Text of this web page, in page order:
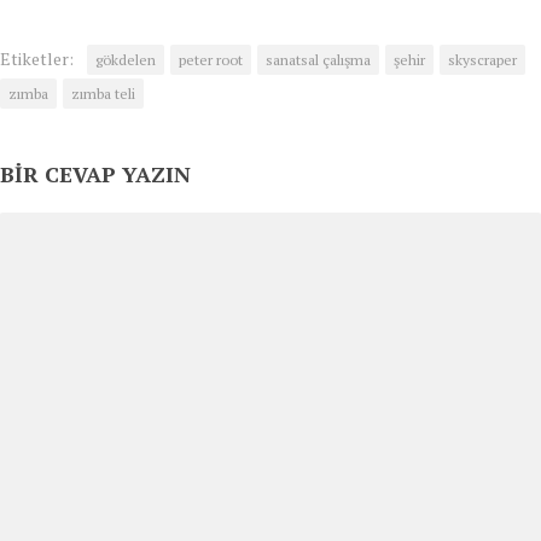
Etiketler: gökdelen peter root sanatsal çalışma şehir
skyscraper
zımba
zımba teli
BIR CEVAP YAZIN